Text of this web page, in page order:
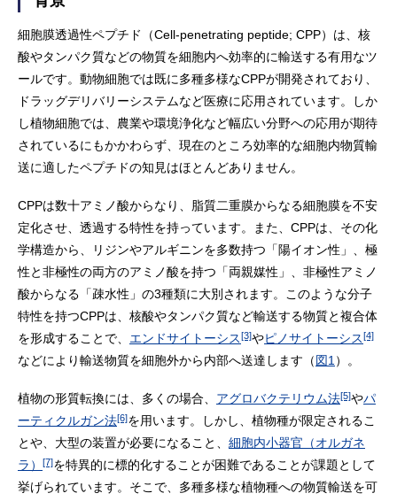
細胞膜透過性ペプチド（Cell-penetrating peptide; CPP）は、核
酸やタンパク質などの物質を細胞内へ効率的に輸送する有用なツ
ールです。動物細胞では既に多種多様なCPPが開発されており、
ドラッグデリバリーシステムなど医療に応用されています。しか
し植物細胞では、農業や環境浄化など幅広い分野への応用が期待
されているにもかかわらず、現在のところ効率的な細胞内物質輸
送に適したペプチドの知見はほとんどありません。
CPPは数十アミノ酸からなり、脂質二重膜からなる細胞膜を不安
定化させ、透過する特性を持っています。また、CPPは、その化
学構造から、リジンやアルギニンを多数持つ「陽イオン性」、極
性と非極性の両方のアミノ酸を持つ「両親媒性」、非極性アミノ
酸からなる「疎水性」の3種類に大別されます。このような分子
特性を持つCPPは、核酸やタンパク質など輸送する物質と複合体
を形成することで、 エンドサイトーシス [3]やピノサイトーシス [4]
などにより輸送物質を細胞外から内部へ送達します（図1）。
植物の形質転換には、多くの場合、 アグロバクテリウム法[5]やパ
ーティクルガン法[6]を用います。しかし、植物種が限定されるこ
とや、大型の装置が必要になること、 細胞内小器官（オルガネ
ラ）
[7]を特異的に標的化することが困難であることが課題として
挙げられています。そこで、多種多様な植物種への物質輸送を可